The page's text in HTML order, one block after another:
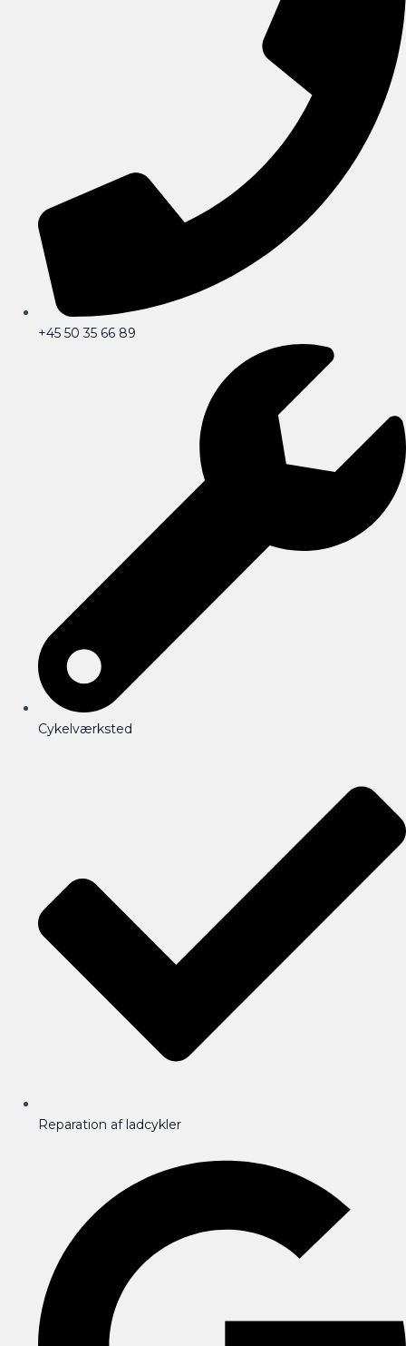
+45 50 35 66 89
Cykelværksted
Reparation af ladcykler